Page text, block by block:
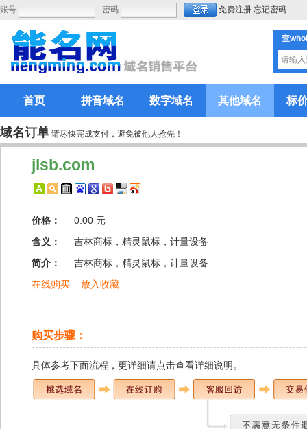
账号 密码 免费注册 忘记密码
查
首页 拼音域名 数字域名 其他域名 标
域名订单 请尽快完成支付，避免被他人抢先！
jlsb.com
价格：
0.00 元
含义：
吉林商标，精灵鼠标，计量设备
简介：
吉林商标，精灵鼠标，计量设备
在线购买
放入收藏
购买步骤：
具体参考下面流程，更详细请点击查看详细说明 。